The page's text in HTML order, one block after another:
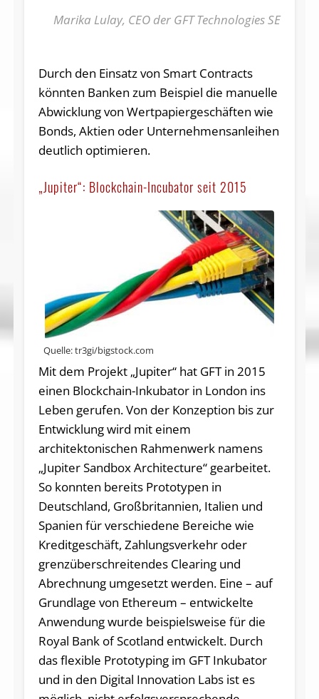
Marika Lulay, CEO der GFT Technologies SE
Durch den Einsatz von Smart Contracts
könnten Banken zum Beispiel die manuelle
Abwicklung von Wertpapiergeschäften wie
Bonds, Aktien oder Unternehmensanleihen
deutlich optimieren.
„Jupiter“: Blockchain-Incubator seit 2015
Quelle: tr3gi/bigstock.com
Mit dem Projekt „Jupiter“ hat GFT in 2015
einen Blockchain-Inkubator in London ins
Leben gerufen. Von der Konzeption bis zur
Entwicklung wird mit einem
architektonischen Rahmenwerk namens
„Jupiter Sandbox Architecture“ gearbeitet.
So konnten bereits Prototypen in
Deutschland, Großbritannien, Italien und
Spanien für verschiedene Bereiche wie
Kreditgeschäft, Zahlungsverkehr oder
grenzüberschreitendes Clearing und
Abrechnung umgesetzt werden. Eine – auf
Grundlage von Ethereum – entwickelte
Anwendung wurde beispielsweise für die
Royal Bank of Scotland entwickelt. Durch
das flexible Prototyping im GFT Inkubator
und in den Digital Innovation Labs ist es